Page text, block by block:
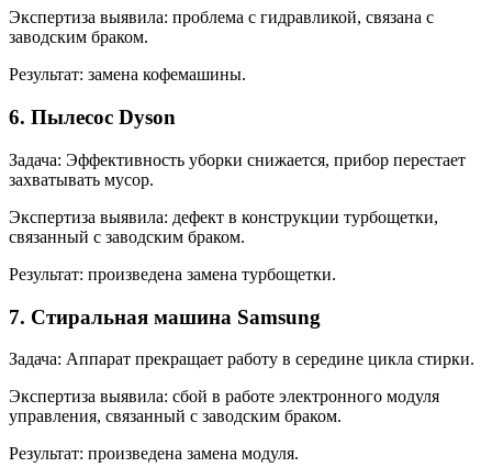
Экспертиза выявила: проблема с гидравликой, связана с
заводским браком.
Результат: замена кофемашины.
6. Пылесос Dyson
Задача: Эффективность уборки снижается, прибор перестает
захватывать мусор.
Экспертиза выявила: дефект в конструкции турбощетки,
связанный с заводским браком.
Результат: произведена замена турбощетки.
7. Стиральная машина Samsung
Задача: Аппарат прекращает работу в середине цикла стирки.
Экспертиза выявила: сбой в работе электронного модуля
управления, связанный с заводским браком.
Результат: произведена замена модуля.